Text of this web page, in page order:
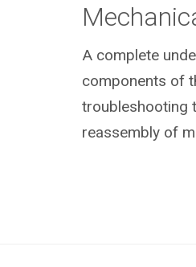
A complete
components of
troubleshooting
reassembly of